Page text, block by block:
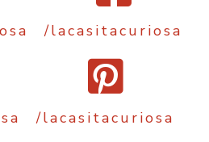
/lacasitacuriosa
/lacasitacuriosa